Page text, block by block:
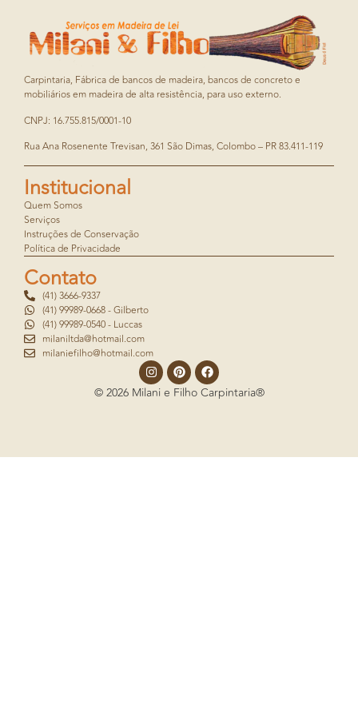
Carpintaria, Fábrica de bancos de madeira, bancos de concreto e
mobiliários em madeira de alta resistência, para uso externo.
CNPJ: 16.755.815/0001-10
Rua Ana Rosenente Trevisan, 361 São Dimas, Colombo – PR 83.411-119
Institucional
Quem Somos
Serviços
Instruções de Conservação
Política de Privacidade
Contato
(41) 3666-9337
(41) 99989-0668 - Gilberto
(41) 99989-0540 - Luccas
milaniltda@hotmail.com
milaniefilho@hotmail.com
© 2026 Milani e Filho Carpintaria®